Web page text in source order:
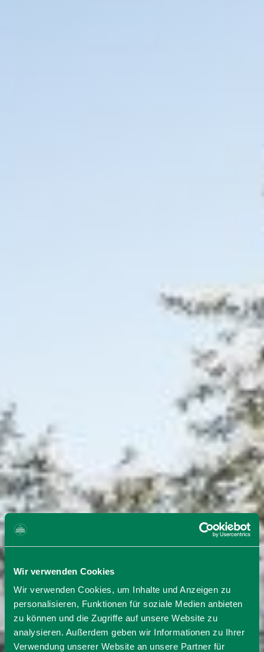
Wir verwenden Cookies
Wir verwenden Cookies, um Inhalte und Anzeigen zu
personalisieren, Funktionen für soziale Medien anbieten
zu können und die Zugriffe auf unsere Website zu
analysieren. Außerdem geben wir Informationen zu Ihrer
Verwendung unserer Website an unsere Partner für